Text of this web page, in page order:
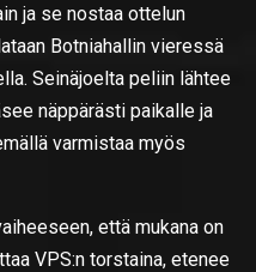
ja se nostaa ottelun
Botniahallin vieressä
Seinäjoelta peliin lähtee
näppärästi paikalle ja
varmistaa myös
että mukana on
VPS:n torstaina, etenee